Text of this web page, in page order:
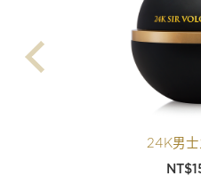
24K男士
NT$